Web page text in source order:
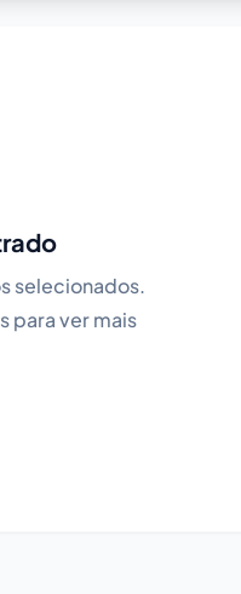
selecionados.
para ver mais